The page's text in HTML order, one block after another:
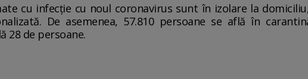
cu infecție cu noul coronavirus sunt în izolare la
De asemenea, 57.810 persoane se află în
28 de persoane.